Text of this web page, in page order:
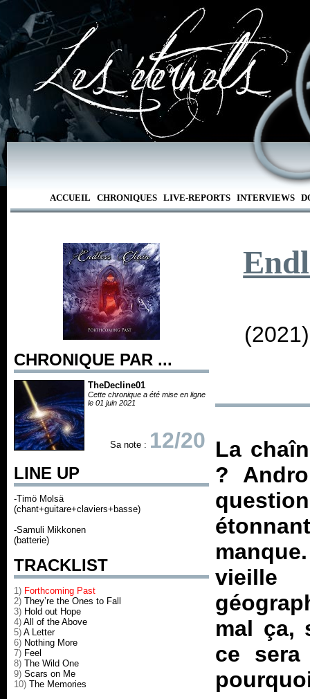
ACCUEIL CHRONIQUES LIVE-REPORTS INTERVIEWS
CHRONIQUE PAR ...
TheDecline01
Cette chronique a été mise en ligne
le 01 juin 2021
Sa note : 12/20
LINE UP
-Timö Molsä
(chant+guitare+claviers+basse)
-Samuli Mikkonen
(batterie)
TRACKLIST
1) Forthcoming Past
2) They’re the Ones to Fall
3) Hold out Hope
4) All of the Above
5) A Letter
6) Nothing More
7) Feel
8) The Wild One
9) Scars on Me
10) The Memories
La
?
mal ça,
ce sera